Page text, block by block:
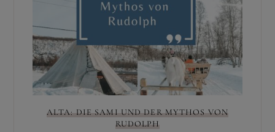
ALTA: DIE SAMI UND DER MYTHOS VON
RUDOLPH